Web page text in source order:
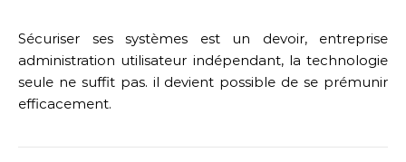
Sécuriser ses systèmes est un devoir, entreprise
administration utilisateur indépendant, la technologie
seule ne suffit pas. il devient possible de se prémunir
efficacement.